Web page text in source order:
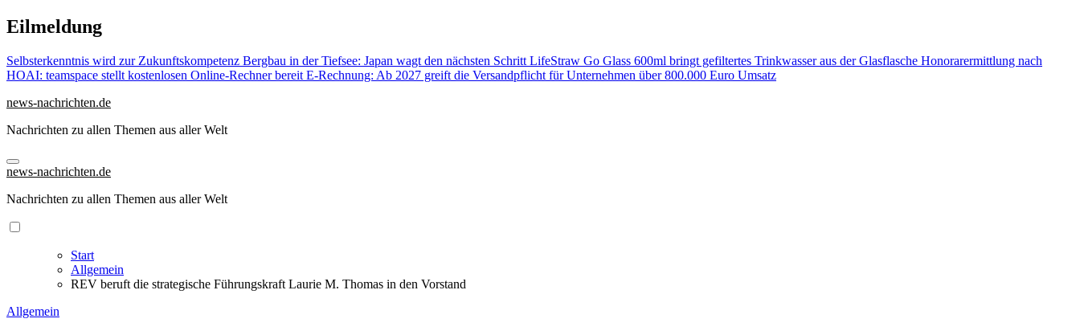
Zu
Inhalten
Eilmeldung
Selbsterkenntnis wird zur Zukunftskompetenz Bergbau in der Tiefsee: Japan wagt den nächsten Schritt LifeStraw Go Glass 600ml bringt gefiltertes Trinkwasser aus der Glasflasche Honorarermittlung nach
HOAI: teamspace stellt kostenlosen Online-Rechner bereit E-Rechnung: Ab 2027 greift die Versandpflicht für Unternehmen über 800.000 Euro Umsatz
news-nachrichten.de
Nachrichten zu allen Themen aus aller Welt
news-nachrichten.de
Nachrichten zu allen Themen aus aller Welt
Start
Allgemein
REV beruft die strategische Führungskraft Laurie M. Thomas in den Vorstand
Allgemein